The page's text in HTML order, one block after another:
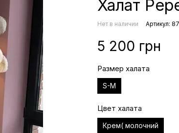
Халат
Нет в наличии Артикул:
5 200 грн
Размер халата
S-M
Цвет халата
Крем( молочний